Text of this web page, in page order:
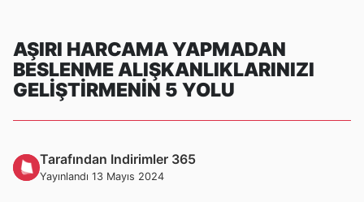
AŞIRI HARCAMA YAPMADAN
BESLENME ALIŞKANLIKLARINIZI
GELIŞTIRMENIN 5 YOLU
Tarafından Indirimler 365
Yayınlandı 13 Mayıs 2024